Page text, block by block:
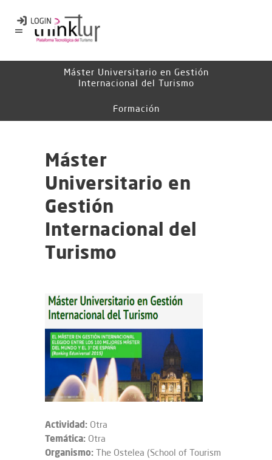
Máster Universitario en Gestión
Internacional del Turismo
Formación
Máster
Universitario en
Gestión
Internacional del
Turismo
Actividad: Otra
Temática: Otra
Organismo: The Ostelea (School of Tourism